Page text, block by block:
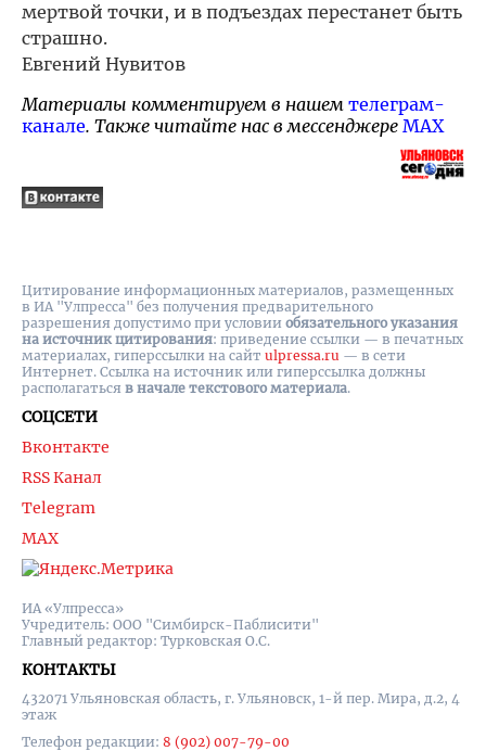
мертвой точки, и в подъездах перестанет быть
страшно.
Евгений Нувитов
Материалы комментируем в нашем телеграм-
канале. Также читайте нас в мессенджере MAX
ИА «Улпресса»
Учредитель: ООО "Симбирск-Паблисити"
Главный редактор: Турковская О.С.
КОНТАКТЫ
432071 Ульяновская область, г. Ульяновск, 1-й пер. Мира, д.2, 4
этаж
Телефон редакции: 8 (902) 007-79-00
СОЦСЕТИ
Вконтакте
RSS Канал
Telegram
MAX
Цитирование информационных материалов, размещенных
в ИА "Улпресса" без получения предварительного
разрешения допустимо при условии обязательного указания
на источник цитирования: приведение ссылки — в печатных
материалах, гиперссылки на cайт ulpressa.ru — в сети
Интернет. Ссылка на источник или гиперссылка должны
располагаться в начале текстового материала.